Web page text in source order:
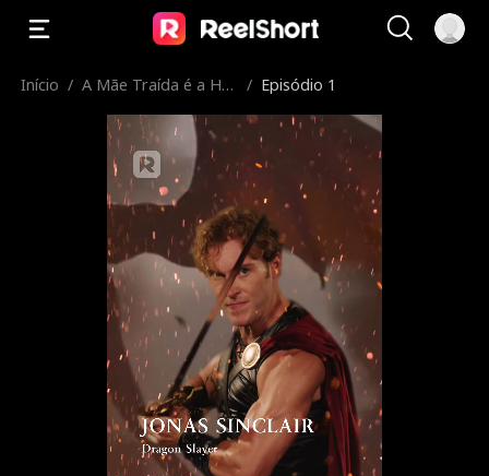
Início / A Mãe Traída é a Her
/ Episódio 1